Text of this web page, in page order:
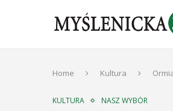
Home Kultura
KULTURA NASZ WYBÓR